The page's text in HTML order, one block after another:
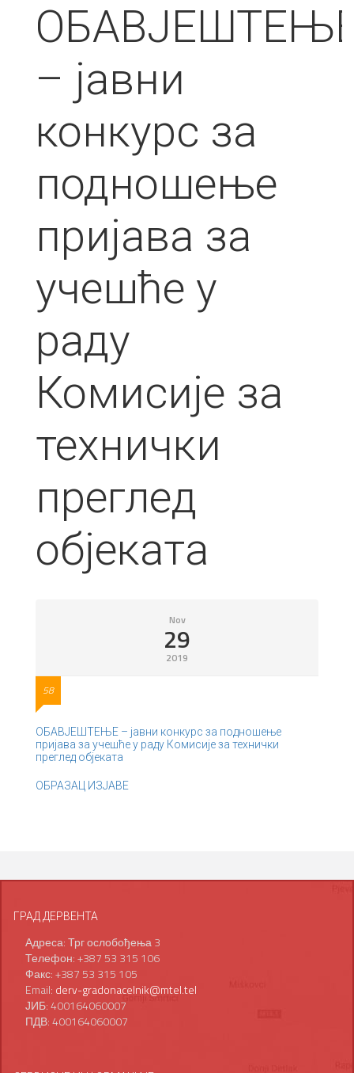
– јавни
конкурс за
подношење
пријава за
учешће у
раду
Комисије за
технички
преглед
објеката
Nov
29
2019
58
ОБАВЈЕШТЕЊЕ – јавни конкурс за подношење
пријава за учешће у раду Комисије за технички
преглед објеката
ОБРАЗАЦ ИЗЈАВЕ
ГРАД ДЕРВЕНТА
Адреса: Трг ослобођења 3
Телефон: +387 53 315 106
Факс: +387 53 315 105
Email: derv-gradonacelnik@mtel.tel
ЈИБ: 400164060007
ПДВ: 400164060007